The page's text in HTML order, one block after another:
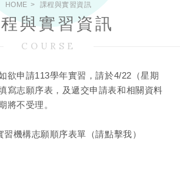
HOME 課程與實習資訊
與實習資訊
COURSE
欲申請113學年實習，請於4/22（星期
寫志願序表，及遞交申請表和相關資料
將不受理。
機構志願順序表單（請點擊我）